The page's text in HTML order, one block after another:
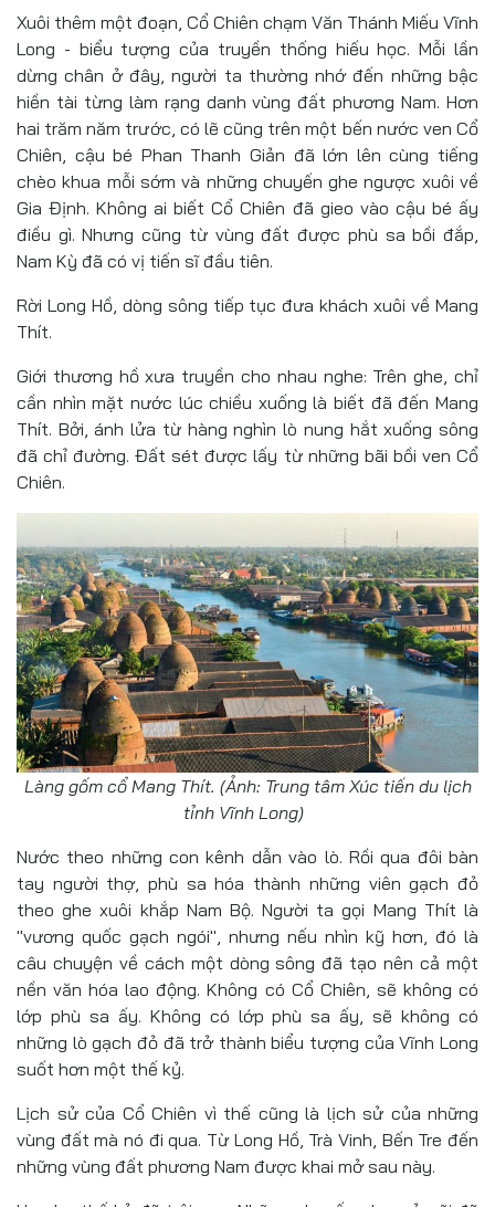
Xuôi thêm một đoạn, Cổ Chiên chạm Văn Thánh Miếu Vĩnh
Long - biểu tượng của truyền thống hiếu học. Mỗi lần
dừng chân ở đây, người ta thường nhớ đến những bậc
hiền tài từng làm rạng danh vùng đất phương Nam. Hơn
hai trăm năm trước, có lẽ cũng trên một bến nước ven Cổ
Chiên, cậu bé Phan Thanh Giản đã lớn lên cùng tiếng
chèo khua mỗi sớm và những chuyến ghe ngược xuôi về
Gia Định. Không ai biết Cổ Chiên đã gieo vào cậu bé ấy
điều gì. Nhưng cũng từ vùng đất được phù sa bồi đắp,
Nam Kỳ đã có vị tiến sĩ đầu tiên.
Rời Long Hồ, dòng sông tiếp tục đưa khách xuôi về Mang
Thít.
Giới thương hồ xưa truyền cho nhau nghe: Trên ghe, chỉ
cần nhìn mặt nước lúc chiều xuống là biết đã đến Mang
Thít. Bởi, ánh lửa từ hàng nghìn lò nung hắt xuống sông
đã chỉ đường. Đất sét được lấy từ những bãi bồi ven Cổ
Chiên.
Làng gốm cổ Mang Thít. (Ảnh: Trung tâm Xúc tiến du lịch
tỉnh Vĩnh Long)
Nước theo những con kênh dẫn vào lò. Rồi qua đôi bàn
tay người thợ, phù sa hóa thành những viên gạch đỏ
theo ghe xuôi khắp Nam Bộ. Người ta gọi Mang Thít là
"vương quốc gạch ngói", nhưng nếu nhìn kỹ hơn, đó là
câu chuyện về cách một dòng sông đã tạo nên cả một
nền văn hóa lao động. Không có Cổ Chiên, sẽ không có
lớp phù sa ấy. Không có lớp phù sa ấy, sẽ không có
những lò gạch đỏ đã trở thành biểu tượng của Vĩnh Long
suốt hơn một thế kỷ.
Lịch sử của Cổ Chiên vì thế cũng là lịch sử của những
vùng đất mà nó đi qua. Từ Long Hồ, Trà Vinh, Bến Tre đến
những vùng đất phương Nam được khai mở sau này.